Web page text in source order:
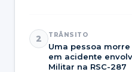
2 TRÂNSITO
Uma pessoa
em acidente
Militar na RSC-287